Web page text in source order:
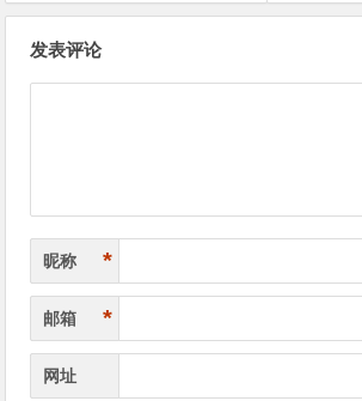
发表评论
昵称 *
邮箱 *
网址